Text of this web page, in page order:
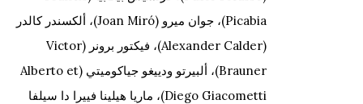
Picabia)، جوان ميرو (Joan Miró)، ألكسندر كالدر
(Alexander Calder)، فيكتور برونر (Victor
Brauner)، ألبيرتو ودييغو جياكوميتي (Alberto et
Diego Giacometti)، ماريا هيلينا فييرا دا سيلفا